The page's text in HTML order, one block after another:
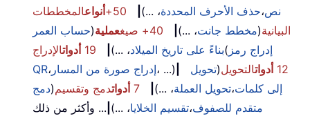
نص،حذف الأحرف المحددة، ...) 50+ أنواعالمخططات
البيانية(مخطط جانت، ...) 40+ صيغ عملية(حساب العمر
بناءً على تاريخ الميلاد، ...) 19 أدواتالإدراج ( إدراج رمز
QR، إدراج صورة من المسار، ...) 12 أدواتالتحويل(تحويل
إلى كلمات،تحويل العملة، ...) 7 أدواتدمج وتقسيم(دمج
متقدم للصفوف،تقسيم الخلايا، ...) ... وأكثر من ذلك